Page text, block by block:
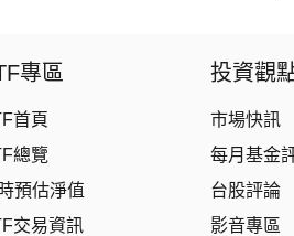
專區
首頁
總覽
預估淨值
交易資訊
投資觀
市場快訊
每月基金
台股評論
影音專區